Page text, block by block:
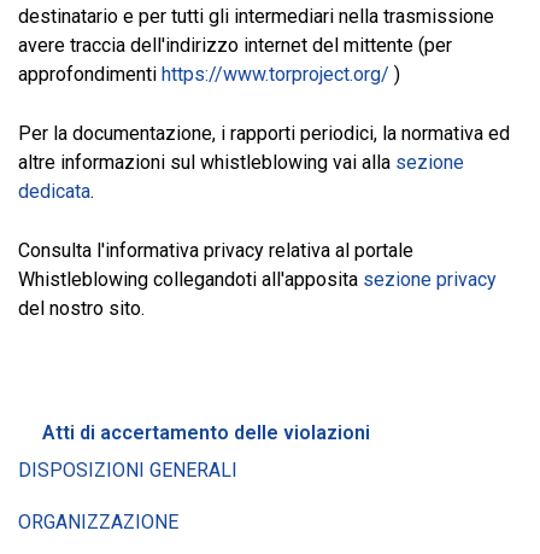
destinatario e per tutti gli intermediari nella trasmissione
avere traccia dell'indirizzo internet del mittente (per
approfondimenti https://www.torproject.org/ )
Per la documentazione, i rapporti periodici, la normativa ed
altre informazioni sul whistleblowing vai alla sezione
dedicata.
Consulta l'informativa privacy relativa al portale
Whistleblowing collegandoti all'apposita sezione privacy
del nostro sito.
Atti di accertamento delle violazioni
DISPOSIZIONI GENERALI
ORGANIZZAZIONE